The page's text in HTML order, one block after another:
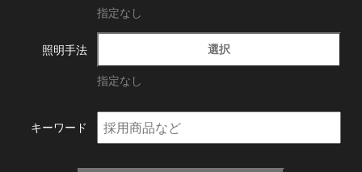
指定なし
照明手法 選択
指定なし
キーワード